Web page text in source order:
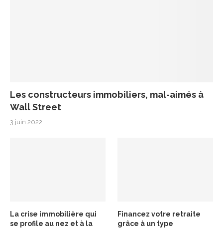
Les constructeurs immobiliers, mal-aimés à
Wall Street
3 juin 2022
La crise immobilière qui
se profile au nez et à la
Financez votre retraite
grâce à un type